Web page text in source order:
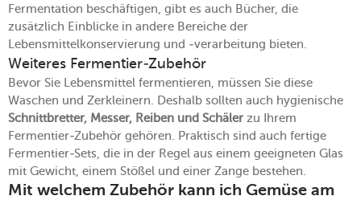
Fermentation beschäftigen, gibt es auch Bücher, die
zusätzlich Einblicke in andere Bereiche der
Lebensmittelkonservierung und -verarbeitung bieten.
Weiteres Fermentier-Zubehör
Bevor Sie Lebensmittel fermentieren, müssen Sie diese
Waschen und Zerkleinern. Deshalb sollten auch hygienische
Schnittbretter, Messer, Reiben und Schäler zu Ihrem
Fermentier-Zubehör gehören. Praktisch sind auch fertige
Fermentier-Sets, die in der Regel aus einem geeigneten Glas
mit Gewicht, einem Stößel und einer Zange bestehen.
Mit welchem Zubehör kann ich Gemüse am